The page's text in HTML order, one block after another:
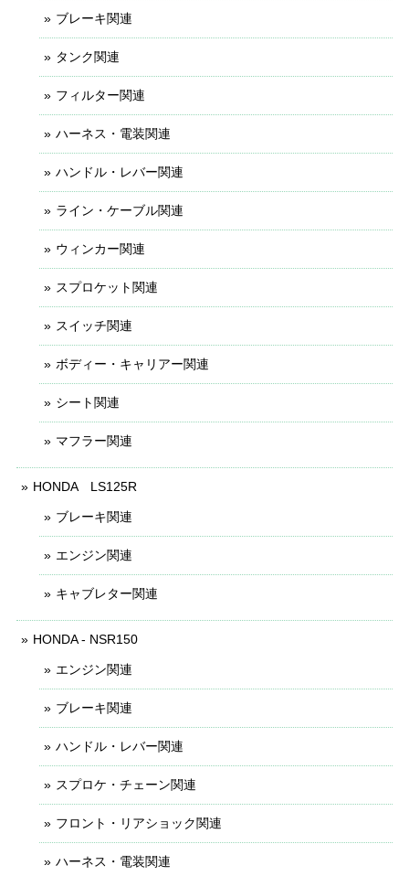
ブレーキ関連
タンク関連
フィルター関連
ハーネス・電装関連
ハンドル・レバー関連
ライン・ケーブル関連
ウィンカー関連
スプロケット関連
スイッチ関連
ボディー・キャリアー関連
シート関連
マフラー関連
HONDA LS125R
ブレーキ関連
エンジン関連
キャブレター関連
HONDA - NSR150
エンジン関連
ブレーキ関連
ハンドル・レバー関連
スプロケ・チェーン関連
フロント・リアショック関連
ハーネス・電装関連